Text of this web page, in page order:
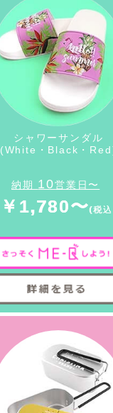
シャワーサンダル
(White・Black・
納期 10営業日〜
￥1,780〜